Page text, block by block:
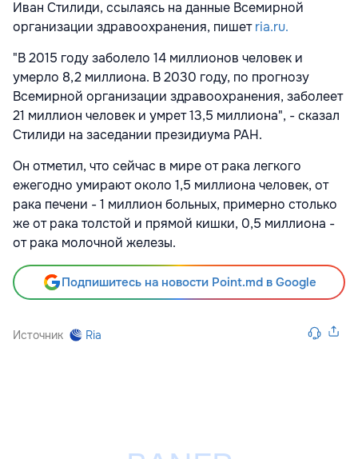
Иван Стилиди, ссылаясь на данные Всемирной
организации здравоохранения, пишетria.ru.
"В 2015 году заболело 14 миллионов человек и
умерло 8,2 миллиона. В 2030 году, по прогнозу
Всемирной организации здравоохранения, заболеет
21 миллион человек и умрет 13,5 миллиона", - сказал
Стилиди на заседании президиума РАН.
Он отметил, что сейчас в мире от рака легкого
ежегодно умирают около 1,5 миллиона человек, от
рака печени - 1 миллион больных, примерно столько
же от рака толстой и прямой кишки, 0,5 миллиона -
от рака молочной железы.
Подпишитесь на новости Point.md в Google
Источник Ria